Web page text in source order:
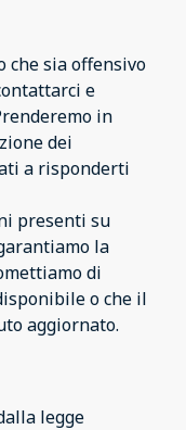
che sia offensivo
e
in
dei
a risponderti
presenti su
la
di
o che il
aggiornato.
legge